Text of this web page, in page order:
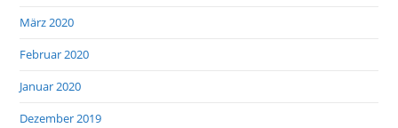
März 2020
Februar 2020
Januar 2020
Dezember 2019